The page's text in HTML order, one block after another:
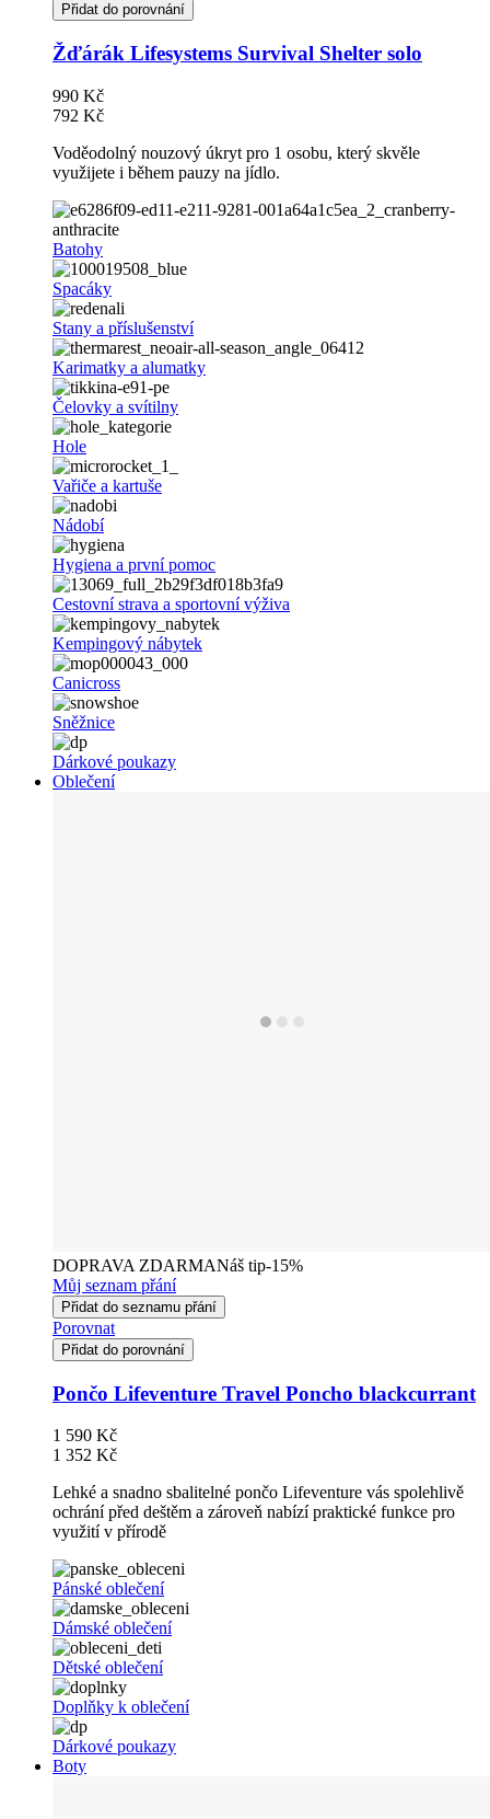
Přidat do porovnání
Žďárák Lifesystems Survival Shelter solo
990 Kč
792 Kč
Voděodolný nouzový úkryt pro 1 osobu, který skvěle
využijete i během pauzy na jídlo.
Batohy
Spacáky
Stany a příslušenství
Karimatky a alumatky
Čelovky a svítilny
Hole
Vařiče a kartuše
Nádobí
Hygiena a první pomoc
Cestovní strava a sportovní výživa
Kempingový nábytek
Canicross
Sněžnice
Dárkové poukazy
Oblečení
DOPRAVA ZDARMANáš tip-15%
Můj seznam přání
Přidat do seznamu přání
Porovnat
Přidat do porovnání
Pončo Lifeventure Travel Poncho blackcurrant
1 590 Kč
1 352 Kč
Lehké a snadno sbalitelné pončo Lifeventure vás spolehlivě
ochrání před deštěm a zároveň nabízí praktické funkce pro
využití v přírodě
Pánské oblečení
Dámské oblečení
Dětské oblečení
Doplňky k oblečení
Dárkové poukazy
Boty